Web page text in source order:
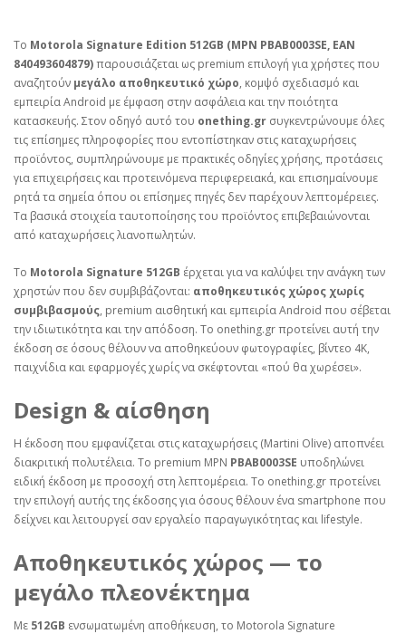
Το Motorola Signature Edition 512GB (MPN PBAB0003SE, EAN
840493604879)παρουσιάζεται ως premium επιλογή για χρήστες που
αναζητούν μεγάλο αποθηκευτικό χώρο, κομψό σχεδιασμό και
εμπειρία Android με έμφαση στην ασφάλεια και την ποιότητα
κατασκευής. Στον οδηγό αυτό του onething.gr συγκεντρώνουμε όλες
τις επίσημες πληροφορίες που εντοπίστηκαν στις καταχωρήσεις
προϊόντος, συμπληρώνουμε με πρακτικές οδηγίες χρήσης, προτάσεις
για επιχειρήσεις και προτεινόμενα περιφερειακά, και επισημαίνουμε
ρητά τα σημεία όπου οι επίσημες πηγές δεν παρέχουν λεπτομέρειες.
Τα βασικά στοιχεία ταυτοποίησης του προϊόντος επιβεβαιώνονται
από καταχωρήσεις λιανοπωλητών.
Το Motorola Signature 512GB έρχεται για να καλύψει την ανάγκη των
χρηστών που δεν συμβιβάζονται: αποθηκευτικός χώρος χωρίς
συμβιβασμούς, premium αισθητική και εμπειρία Android που σέβεται
την ιδιωτικότητα και την απόδοση. Το onething.gr προτείνει αυτή την
έκδοση σε όσους θέλουν να αποθηκεύουν φωτογραφίες, βίντεο 4K,
παιχνίδια και εφαρμογές χωρίς να σκέφτονται «πού θα χωρέσει».
Design & αίσθηση
Η έκδοση που εμφανίζεται στις καταχωρήσεις (Martini Olive) αποπνέει
διακριτική πολυτέλεια. Το premium MPN PBAB0003SE υποδηλώνει
ειδική έκδοση με προσοχή στη λεπτομέρεια. Το onething.gr προτείνει
την επιλογή αυτής της έκδοσης για όσους θέλουν ένα smartphone που
δείχνει και λειτουργεί σαν εργαλείο παραγωγικότητας και lifestyle.
Αποθηκευτικός χώρος — το
μεγάλο πλεονέκτημα
Με 512GB ενσωματωμένη αποθήκευση, το Motorola Signature